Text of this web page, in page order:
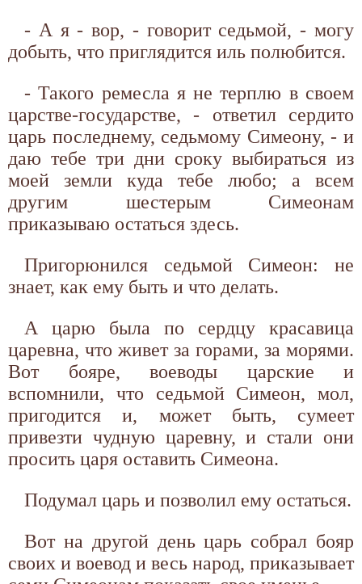
- А я - вор, - говорит седьмой, - могу
добыть, что приглядится иль полюбится.
- Такого ремесла я не терплю в своем
царстве-государстве, - ответил сердито
царь последнему, седьмому Симеону, - и
даю тебе три дни сроку выбираться из
моей земли куда тебе любо; а всем
другим шестерым Симеонам
приказываю остаться здесь.
Пригорюнился седьмой Симеон: не
знает, как ему быть и что делать.
А царю была по сердцу красавица
царевна, что живет за горами, за морями.
Вот бояре, воеводы царские и
вспомнили, что седьмой Симеон, мол,
пригодится и, может быть, сумеет
привезти чудную царевну, и стали они
просить царя оставить Симеона.
Подумал царь и позволил ему остаться.
Вот на другой день царь собрал бояр
своих и воевод и весь народ, приказывает